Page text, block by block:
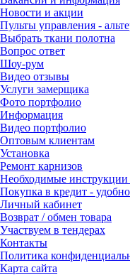
Новости и акции
Пульты управления -
Выбрать ткани полотна
Вопрос ответ
Шоу-рум
Видео отзывы
Услуги замерщика
Фото портфолио
Информация
Видео портфолио
Оптовым клиентам
Установка
Ремонт карнизов
Необходимые инструкции
Покупка в кредит -
Личный кабинет
Возврат / обмен товара
Участвуем в тендерах
Контакты
Политика
Карта сайта